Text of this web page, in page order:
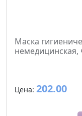
Маска
немедицинская,
Цена: 202.00